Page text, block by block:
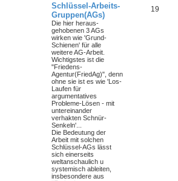
Schlüssel-Arbeits-
Gruppen(AGs)
Die hier heraus-
gehobenen 3 AGs
wirken wie 'Grund-
Schienen' für alle
weitere AG-Arbeit.
Wichtigstes ist die
"Friedens-
Agentur(FriedAg)", denn
ohne sie ist es wie 'Los-
Laufen für
argumentatives
Probleme-Lösen - mit
untereinander
verhakten Schnür-
Senkeln'...
Die Bedeutung der
Arbeit mit solchen
Schlüssel-AGs lässt
sich einerseits
weltanschaulich u
systemisch ableiten,
insbesondere aus
19